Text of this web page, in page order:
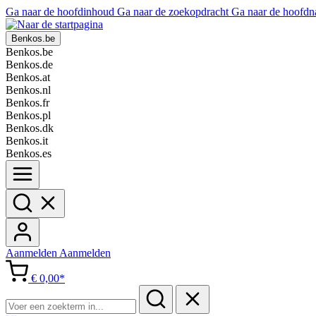
Ga naar de hoofdinhoud Ga naar de zoekopdracht Ga naar de
Benkos.be
Benkos.be
Benkos.de
Benkos.at
Benkos.nl
Benkos.fr
Benkos.pl
Benkos.dk
Benkos.it
Benkos.es
Aanmelden Aanmelden
€ 0,00*